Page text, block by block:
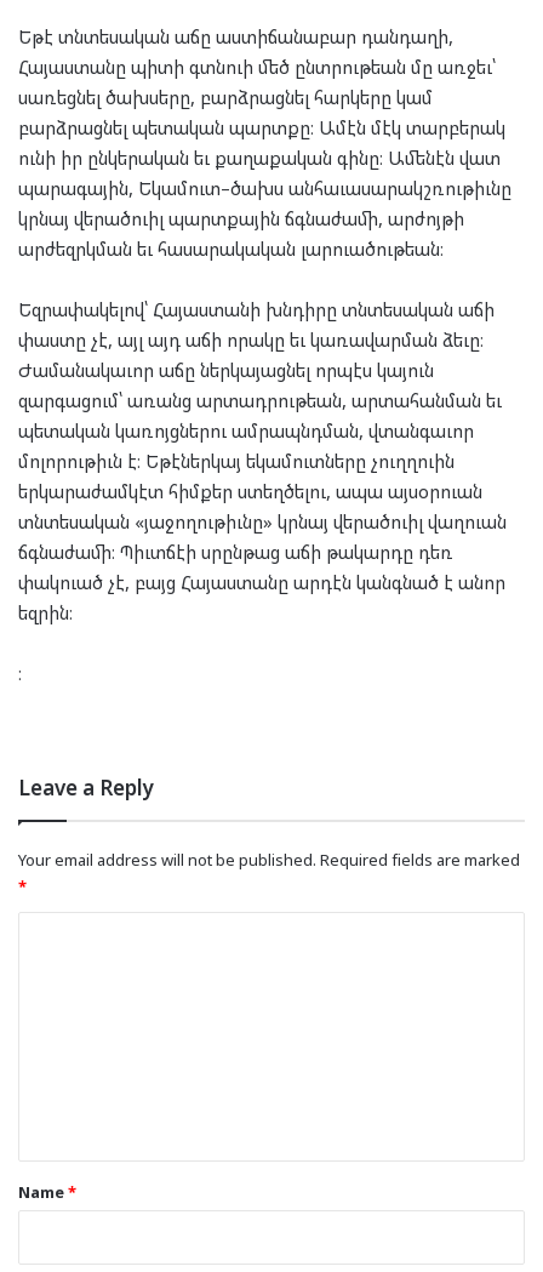
Եթէ տնտեսական աճը աստիճանաբար դանդաղի,
Հայաստանը պիտի գտնուի մեծ ընտրութեան մը առջեւ՝
սառեցնել ծախսերը, բարձրացնել հարկերը կամ
բարձրացնել պետական պարտքը։ Ամէն մէկ տարբերակ
ունի իր ընկերական եւ քաղաքական գինը։ Ամենէն վատ
պարագային, Եկամուտ–ծախս անհաւասարակշռութիւնը
կրնայ վերածուիլ պարտքային ճգնաժամի, արժոյթի
արժեզրկման եւ հասարակական լարուածութեան։
Եզրափակելով՝ Հայաստանի խնդիրը տնտեսական աճի
փաստը չէ, այլ այդ աճի որակը եւ կառավարման ձեւը։
Ժամանակաւոր աճը ներկայացնել որպէս կայուն
զարգացում՝ առանց արտադրութեան, արտահանման եւ
պետական կառոյցներու ամրապնդման, վտանգաւոր
մոլորութիւն է։ Եթէներկայ եկամուտները չուղղուին
երկարաժամկէտ հիմքեր ստեղծելու, ապա այսօրուան
տնտեսական «յաջողութիւնը» կրնայ վերածուիլ վաղուան
ճգնաժամի։ Պիւտճէի սրընթաց աճի թակարդը դեռ
փակուած չէ, բայց Հայաստանը արդէն կանգնած է անոր
եզրին։
։
Leave a Reply
Your email address will not be published. Required fields are marked
*
*Name*